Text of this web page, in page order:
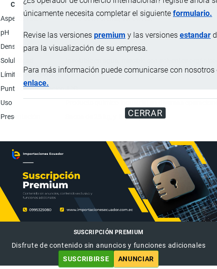
únicamente necesita completar el siguiente formulario.
Revise las versiones premium y las versiones estandar
para la visualización de su empresa.
Para más información puede comunicarse con nosotros
enlace.
CERRAR
Característica
Aspecto físico
Polvo color crema, sin olores.
pH
7
Densidad aparente
800 kg/m3
Solubilidad
Límites de explosión 1.2 - 7.5 %
Punto de inflamación
Uso
Presentación
Sacos de 25 kg, y Big Bag.
SUSCRIPCIÓN PREMIUM
Disfrute de contenido sin anuncios y funciones adicionales
SUSCRIBIRSE
ANUNCIAR